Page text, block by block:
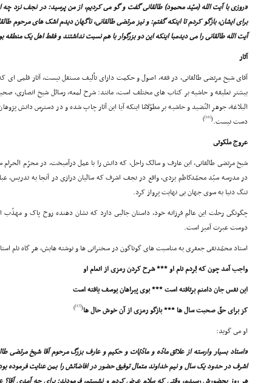
«روزى با آیت الله (سیّد محمود) طالقانى گفت و گو مى کردیم، از من پرسید: در نجف نزد چه
براى ایشان، بازگو کردم تا اینکه گفتم: و نیز مرتضى طالقانى، ناگهان دیدم اشک هاى مرحوم
آیت الله طالقانى را مى دیدمبا اینکه این دو بزرگوار با هم نسبت نداشتند و فقط اهل یک منطقه
آثار
آقاى شیخ مرتضى طالقانى، در فقه، اصول و حکمت داراى تألیف مستقل نیست، آثار قلمى اى
بیشتر تعلیقه و حاشیه بر کتاب هاى مختلف است، مانند: شرح لمعه، رسائل شیخ انصارى،
البلاغة، جوهر النّضید و حاشیه بر مطوّلامّا اینکه آیا این آثار چاپ شده و در دسترس دانش
دست نیست.(
[16]
)
عروج ملکوتى
در مدرسه سیّد محمّدکاظم یزدى، واقع در نجف اشرف که سالیان درازى در آنجا به
تنگ دنیا به سوى جهان بى نهایت پرواز کرد.
چگونگى رحلت این عالم فرزانه خود، داستان جالبى دارد که نشان دهنده روح پاک و مهذّب
دوست عبرت آمیز است.
استاد محمّدتقى جعفرى به مناسبت هاى گوناگون در سخنرانى ها و نوشته هایش، هر گاه نام
واجب آمد چون که بُردم نام او *** شرح کردن رمزى از انعام او
این نفس جان دامنم برتافته است *** بوى پیراهان یوسف یافته است
کز براى حقّ صحبت سال ها *** بازگو رمزى از آن خوش حال ها(
[17]
)
او مى گوید:
«استاد بسیار وارسته از علائق مادّه و مادّیّات و حکیم و عارف بزرگ مرحوم آقا شیخ مرتضى
اشرف در حدود یک سال و نیم خداوند متعال توفیق حضور در افاضاتش را بمن عنایت فرموده